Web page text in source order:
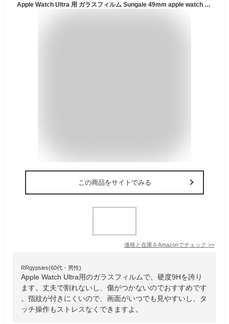
Apple Watch Ultra 用 ガラスフィルム Sungale 49mm apple watch ultra用 強化ガラス フィルム 保護フィルム アップルウォッチ 用 硬度9H 耐指紋 飛散防止 気泡なし 自動修復 画面保護 for -Apple Watch Ultra 液晶保護フィルム (49mm 2枚入り)
この商品をサイトでみる
価格と在庫をAmazonでチェック >>
RRgypsies(60代・男性)
Apple Watch Ultra用のガラスフィルムで、硬度9Hを誇り
ます。丈夫で割れないし、傷がつかないのでおすすめです
。指紋が付きにくいので、画面がいつでも見やすいし、タ
ッチ操作もストレスなくできますよ。